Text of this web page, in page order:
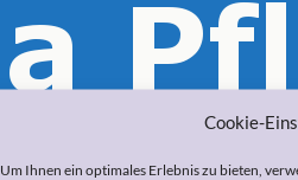
Cookie-
Um Ihnen ein optimales Erlebnis zu bieten,